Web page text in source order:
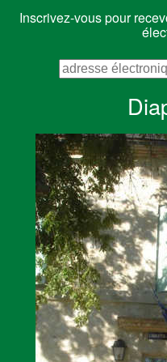
Inscrivez-vous pour